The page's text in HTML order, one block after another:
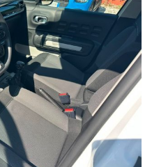
a 6 rapporti
- Larghezza 1,749 m -
carico 0 - 1675 kg,
1: 300 dm3, 2: 600 dm3,
da 0-100 km/h 10,6
Low 0,0 (0) - Medium 0,0 (0)
4,0 (25)Emissioni di
0,0 - High 0,0 - ExtraHigh 0,0